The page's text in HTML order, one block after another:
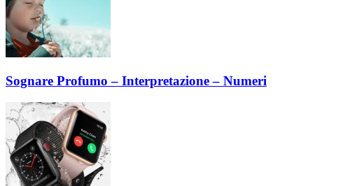
Sognare Profumo – Interpretazione – Numeri